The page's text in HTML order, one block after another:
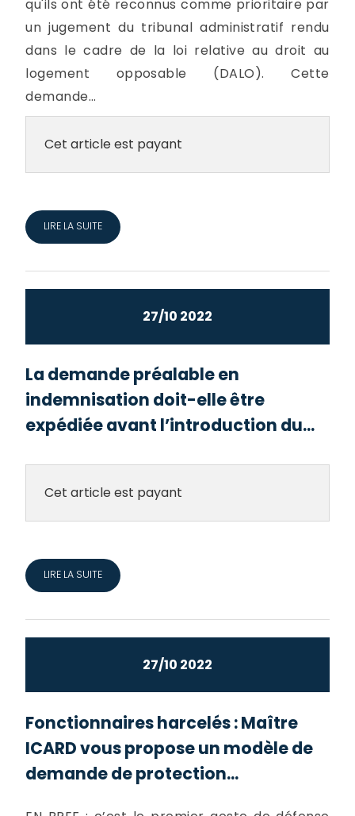
qu'ils ont été reconnus comme prioritaire par
un jugement du tribunal administratif rendu
dans le cadre de la loi relative au droit au
logement opposable (DALO). Cette
demande...
Cet article est payant
LIRE LA SUITE
27/10 2022
La demande préalable en
indemnisation doit-elle être
expédiée avant l’introduction du...
Cet article est payant
LIRE LA SUITE
27/10 2022
Fonctionnaires harcelés : Maître
ICARD vous propose un modèle de
demande de protection...